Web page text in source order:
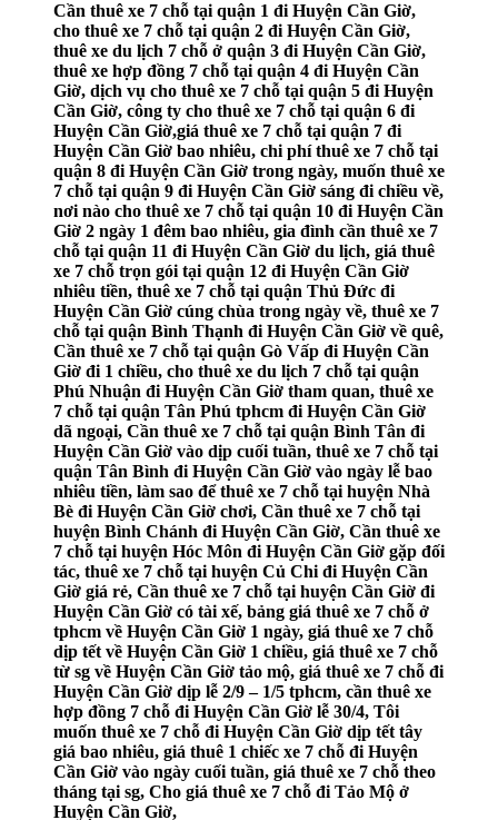
Cần thuê xe 7 chỗ tại quận 1 đi Huyện Cần Giờ,
cho thuê xe 7 chỗ tại quận 2 đi Huyện Cần Giờ,
thuê xe du lịch 7 chỗ ở quận 3 đi Huyện Cần Giờ,
thuê xe hợp đồng 7 chỗ tại quận 4 đi Huyện Cần
Giờ, dịch vụ cho thuê xe 7 chỗ tại quận 5 đi Huyện
Cần Giờ, công ty cho thuê xe 7 chỗ tại quận 6 đi
Huyện Cần Giờ,giá thuê xe 7 chỗ tại quận 7 đi
Huyện Cần Giờ bao nhiêu, chi phí thuê xe 7 chỗ tại
quận 8 đi Huyện Cần Giờ trong ngày, muốn thuê xe
7 chỗ tại quận 9 đi Huyện Cần Giờ sáng đi chiều về,
nơi nào cho thuê xe 7 chỗ tại quận 10 đi Huyện Cần
Giờ 2 ngày 1 đêm bao nhiêu, gia đình cần thuê xe 7
chỗ tại quận 11 đi Huyện Cần Giờ du lịch, giá thuê
xe 7 chỗ trọn gói tại quận 12 đi Huyện Cần Giờ
nhiêu tiền, thuê xe 7 chỗ tại quận Thủ Đức đi
Huyện Cần Giờ cúng chùa trong ngày về, thuê xe 7
chỗ tại quận Bình Thạnh đi Huyện Cần Giờ về quê,
Cần thuê xe 7 chỗ tại quận Gò Vấp đi Huyện Cần
Giờ đi 1 chiều, cho thuê xe du lịch 7 chỗ tại quận
Phú Nhuận đi Huyện Cần Giờ tham quan, thuê xe
7 chỗ tại quận Tân Phú tphcm đi Huyện Cần Giờ
dã ngoại, Cần thuê xe 7 chỗ tại quận Bình Tân đi
Huyện Cần Giờ vào dịp cuối tuần, thuê xe 7 chỗ tại
quận Tân Bình đi Huyện Cần Giờ vào ngày lễ bao
nhiêu tiền, làm sao để thuê xe 7 chỗ tại huyện Nhà
Bè đi Huyện Cần Giờ chơi, Cần thuê xe 7 chỗ tại
huyện Bình Chánh đi Huyện Cần Giờ, Cần thuê xe
7 chỗ tại huyện Hóc Môn đi Huyện Cần Giờ gặp đối
tác, thuê xe 7 chỗ tại huyện Củ Chi đi Huyện Cần
Giờ giá rẻ, Cần thuê xe 7 chỗ tại huyện Cần Giờ đi
Huyện Cần Giờ có tài xế, bảng giá thuê xe 7 chỗ ở
tphcm về Huyện Cần Giờ 1 ngày, giá thuê xe 7 chỗ
dịp tết về Huyện Cần Giờ 1 chiều, giá thuê xe 7 chỗ
từ sg về Huyện Cần Giờ tảo mộ, giá thuê xe 7 chỗ đi
Huyện Cần Giờ dịp lễ 2/9 – 1/5 tphcm, cần thuê xe
hợp đồng 7 chỗ đi Huyện Cần Giờ lễ 30/4, Tôi
muốn thuê xe 7 chỗ đi Huyện Cần Giờ dịp tết tây
giá bao nhiêu, giá thuê 1 chiếc xe 7 chỗ đi Huyện
Cần Giờ vào ngày cuối tuần, giá thuê xe 7 chỗ theo
tháng tại sg, Cho giá thuê xe 7 chỗ đi Tảo Mộ ở
Huyện Cần Giờ,